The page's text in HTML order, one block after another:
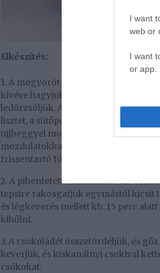
I want
web or
I want
or app.
Elkészítés:
1. A mogyorót tepsire terítjük, és 180
kivéve hagyjuk kicsit hűlni, majd
ledörzsöljük. Aprítógépbe tesszük,
lisztet, a sütőport, a kakaót, a cukrot
ujjbeggyel morzsásra dolgozzuk,
mozdulatokkal összedolgozzuk, míg
frissentartó fóliába csomagolva a
2. A pihentetett tésztából kb. 1,5
tepsire rakosgatjuk egymástól kicsit
és légkeverés mellett kb. 15 perc
kihűlni.
3. A csokoládét összetördeljük, és
keverjük, és kiskanálnyi csokival
csókokat.